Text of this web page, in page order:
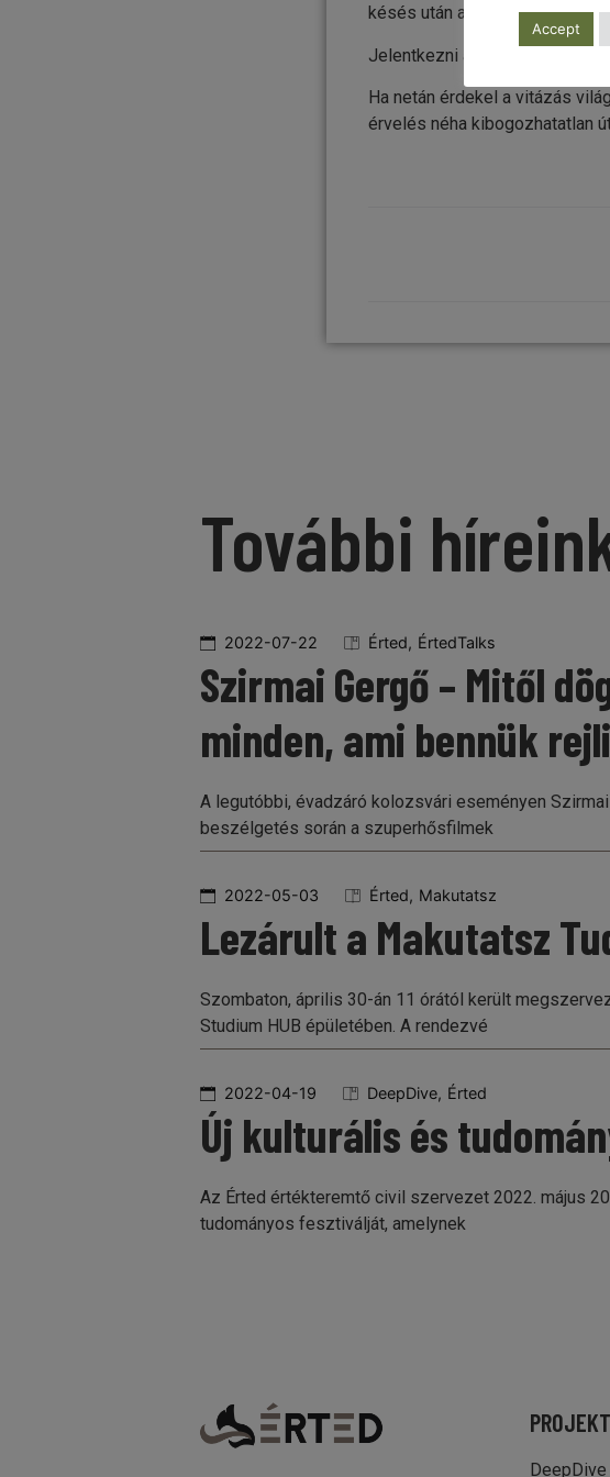
késés után a játékos és így a
Jelentkezni az alábbi linken
Ha netán érdekel a vitázás
érvelés néha kibogozhatatlan
További
2022-07-22 Érted ÉrtedTalks
Szirmai Gergő – Mitől
minden, ami bennük
A legutóbbi, évadzáró kolozsvári eseményen
beszélgetés során a szuperhősfilmek
2022-05-03 Érted Makutatsz
Lezárult a Makutatsz
Szombaton, április 30-án 11 órától került
Studium HUB épületében. A rendezvé
2022-04-19 DeepDive Érted
Új kulturális és
Az Érted értékteremtő civil szervezet 2022. május
tudományos fesztiválját, amelynek
Accept